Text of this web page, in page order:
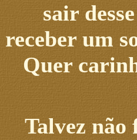
sair
receber um
Quer
Talvez não